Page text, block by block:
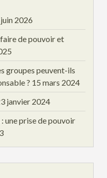
2026
de pouvoir et
groupes peuvent-ils
? 15 mars 2024
janvier 2024
une prise de pouvoir